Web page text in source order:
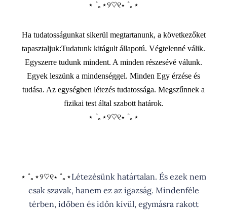
⋆ ˚｡⋆୨♡୧⋆ ˚｡⋆
Ha tudatosságunkat sikerül megtartanunk, a következőket
tapasztaljuk:Tudatunk kitágult állapotú. Végtelenné válik.
Egyszerre tudunk mindent. A minden részesévé válunk.
Egyek leszünk a mindenséggel. Minden Egy érzése és
tudása. Az egységben létezés tudatossága. Megszűnnek a
fizikai test által szabott határok.
⋆ ˚｡⋆୨♡୧⋆ ˚｡⋆
⋆ ˚｡⋆୨♡୧⋆ ˚｡⋆Létezésünk határtalan. És ezek nem
csak szavak, hanem ez az igazság. Mindenféle
térben, időben és időn kívül, egymásra rakott